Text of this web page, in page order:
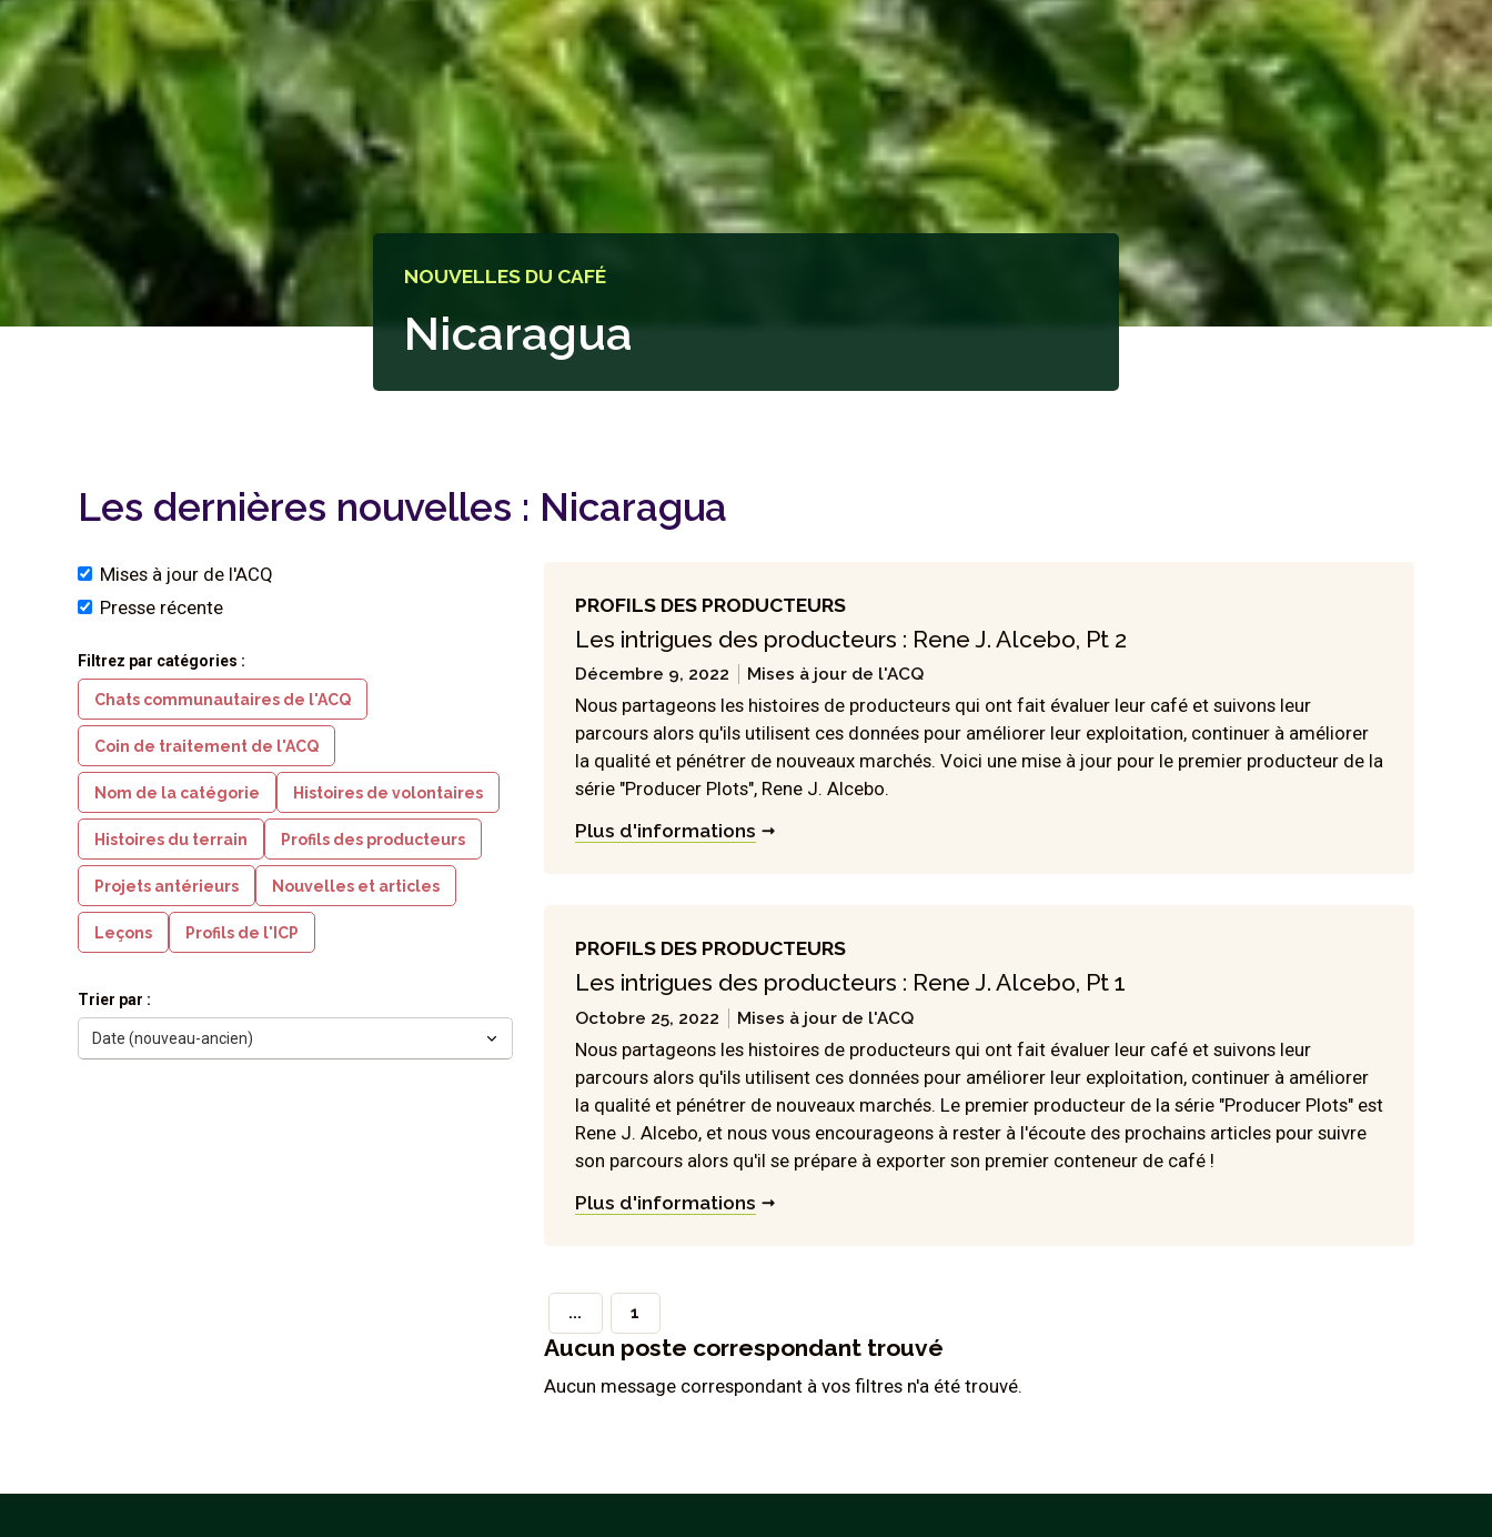
NOUVELLES DU CAFÉ
Nicaragua
Les dernières nouvelles : Nicaragua
Mises à jour de l'ACQ
Presse récente
Filtrez par catégories :
Chats communautaires de l'ACQ
Coin de traitement de l'ACQ
Nom de la catégorie Histoires de volontaires
Histoires du terrain Profils des producteurs
Projets antérieurs Nouvelles et articles
Leçons Profils de l'ICP
Trier par :
PROFILS DES PRODUCTEURS
Les intrigues des producteurs : Rene J. Alcebo, Pt 2
Décembre 9, 2022 Mises à jour de l'ACQ
Nous partageons les histoires de producteurs qui ont fait évaluer leur café et suivons leur
parcours alors qu'ils utilisent ces données pour améliorer leur exploitation, continuer à améliorer
la qualité et pénétrer de nouveaux marchés. Voici une mise à jour pour le premier producteur de la
série "Producer Plots", Rene J. Alcebo.
Plus d'informations
PROFILS DES PRODUCTEURS
Les intrigues des producteurs : Rene J. Alcebo, Pt 1
Octobre 25, 2022 Mises à jour de l'ACQ
Nous partageons les histoires de producteurs qui ont fait évaluer leur café et suivons leur
parcours alors qu'ils utilisent ces données pour améliorer leur exploitation, continuer à améliorer
la qualité et pénétrer de nouveaux marchés. Le premier producteur de la série "Producer Plots" est
Rene J. Alcebo, et nous vous encourageons à rester à l'écoute des prochains articles pour suivre
son parcours alors qu'il se prépare à exporter son premier conteneur de café !
Plus d'informations
... 1
Aucun poste correspondant trouvé
Aucun message correspondant à vos filtres n'a été trouvé.